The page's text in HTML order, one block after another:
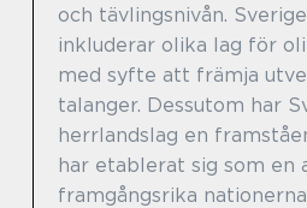
och tävlingsnivån.
inkluderar olika lag för
med syfte att främja
talanger. Dessutom har
herrlandslag en
har etablerat sig som en
framgångsrika